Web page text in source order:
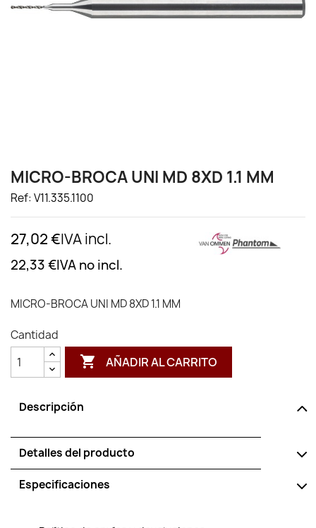
MICRO-BROCA UNI MD 8XD 1.1 MM
Ref: V11.335.1100
27,02 €IVA incl.
22,33 €IVA no incl.
MICRO-BROCA UNI MD 8XD 1.1 MM
Cantidad
 AÑADIR AL CARRITO
Descripción
Detalles del producto
Especificaciones